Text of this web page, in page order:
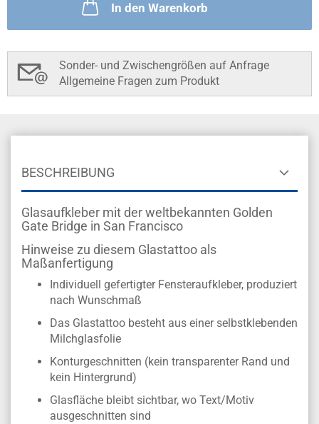
In den Warenkorb
Sonder- und Zwischengrößen auf Anfrage
Allgemeine Fragen zum Produkt
BESCHREIBUNG
Glasaufkleber mit der weltbekannten Golden
Gate Bridge in San Francisco
Hinweise zu diesem Glastattoo als
Maßanfertigung
Individuell gefertigter Fensteraufkleber, produziert
nach Wunschmaß
Das Glastattoo besteht aus einer selbstklebenden
Milchglasfolie
Konturgeschnitten (kein transparenter Rand und
kein Hintergrund)
Glasfläche bleibt sichtbar, wo Text/Motiv
ausgeschnitten sind